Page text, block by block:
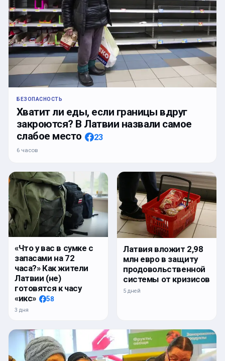
БЕЗОПАСНОСТЬ
Хватит ли еды, если границы вдруг
закроются? В Латвии назвали самое
слабое место
23
6 часов
«Что у вас в сумке с
запасами на 72
часа?» Как жители
Латвии (не)
готовятся к часу
«икс»
58
3 дня
Латвия вложит 2,98
млн евро в защиту
продовольственной
системы от кризисов
5 дней